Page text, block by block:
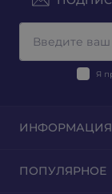
Я
ИНФОРМАЦИЯ
Отзывы
ПОПУЛЯРНОЕ